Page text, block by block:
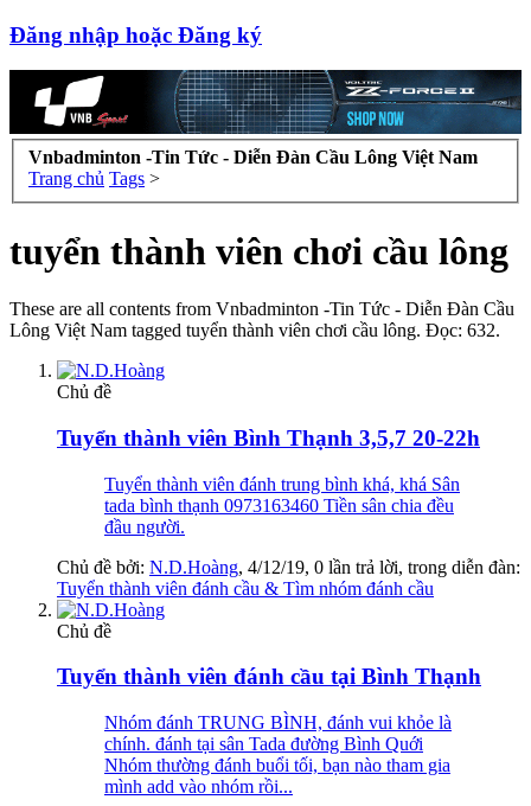
Đăng nhập hoặc Đăng ký
Vnbadminton -Tin Tức - Diễn Đàn Cầu Lông Việt Nam
Trang chủ Tags >
tuyển thành viên chơi cầu lông
These are all contents from Vnbadminton -Tin Tức - Diễn Đàn Cầu
Lông Việt Nam tagged tuyển thành viên chơi cầu lông. Đọc: 632.
Chủ đề
Tuyển thành viên Bình Thạnh 3,5,7 20-22h
Tuyển thành viên đánh trung bình khá, khá Sân
tada bình thạnh 0973163460 Tiền sân chia đều
đầu người.
Chủ đề bởi: N.D.Hoàng, 4/12/19, 0 lần trả lời, trong diễn đàn:
Tuyển thành viên đánh cầu & Tìm nhóm đánh cầu
Chủ đề
Tuyển thành viên đánh cầu tại Bình Thạnh
Nhóm đánh TRUNG BÌNH, đánh vui khỏe là
chính. đánh tại sân Tada đường Bình Quới
Nhóm thường đánh buổi tối, bạn nào tham gia
mình add vào nhóm rồi...